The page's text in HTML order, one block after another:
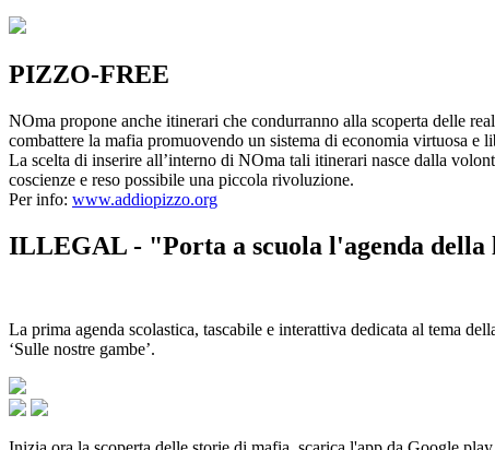
PIZZO-FREE
NOma propone anche itinerari che condurranno alla scoperta delle
combattere la mafia promuovendo un sistema di economia virtuosa
La scelta di inserire all’interno di NOma tali itinerari nasce dalla
coscienze e reso possibile una piccola rivoluzione.
Per info: www.addiopizzo.org
ILLEGAL - "Porta a scuola l'agenda della
La prima agenda scolastica, tascabile e interattiva dedicata al tema
‘Sulle nostre gambe’.